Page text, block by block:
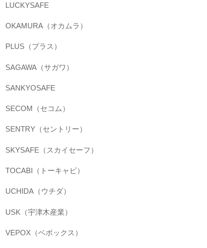
LUCKYSAFE
OKAMURA（オカムラ）
PLUS（プラス）
SAGAWA（サガワ）
SANKYOSAFE
SECOM（セコム）
SENTRY（セントリー）
SKYSAFE（スカイセーフ）
TOCABI（トーキャビ）
UCHIDA（ウチダ）
USK（宇津木産業）
VEPOX（ベポックス）